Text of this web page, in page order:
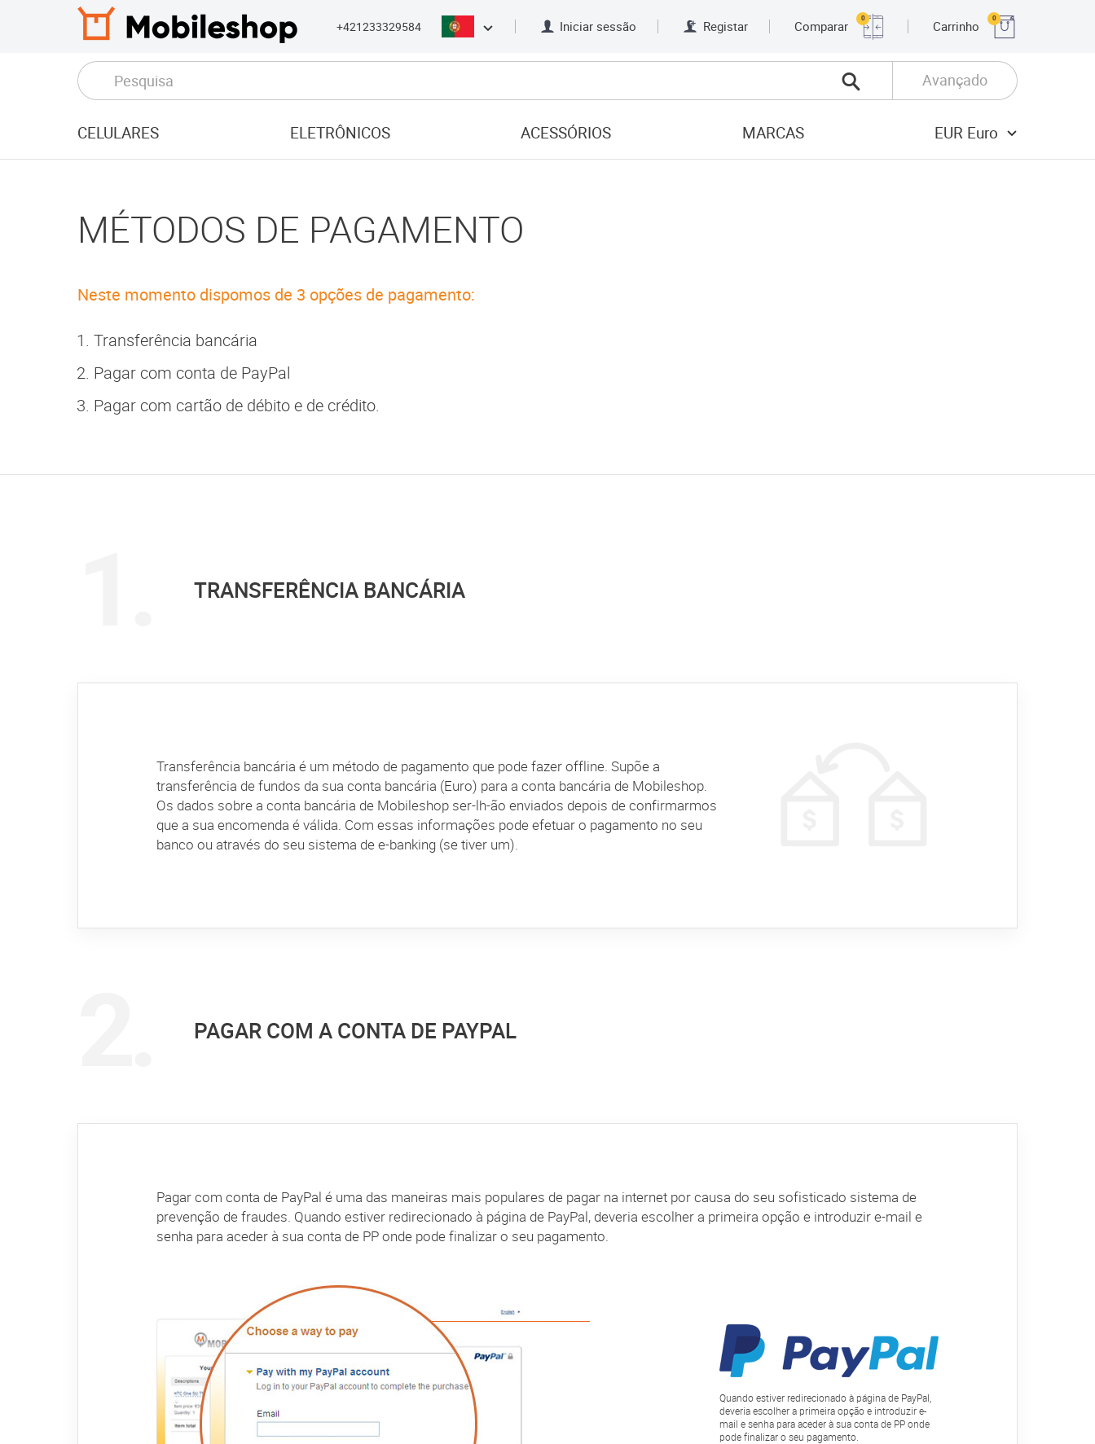
+421233329584 Iniciar sessão Registar Comparar
0
Carrinho
0
Avançado
CELULARES ELETRÔNICOS ACESSÓRIOS MARCAS EUR Euro
MÉTODOS DE PAGAMENTO
Neste momento dispomos de 3 opções de pagamento:
Transferência bancária
Pagar com conta de PayPal
Pagar com cartão de débito e de crédito.
TRANSFERÊNCIA BANCÁRIA
Transferência bancária é um método de pagamento que pode fazer offline. Supõe a
transferência de fundos da sua conta bancária (Euro) para a conta bancária de Mobileshop.
Os dados sobre a conta bancária de Mobileshop ser-lh-ão enviados depois de confirmarmos
que a sua encomenda é válida. Com essas informações pode efetuar o pagamento no seu
banco ou através do seu sistema de e-banking (se tiver um).
PAGAR COM A CONTA DE PAYPAL
Pagar com conta de PayPal é uma das maneiras mais populares de pagar na internet por causa do seu sofisticado sistema de
prevenção de fraudes. Quando estiver redirecionado à página de PayPal, deveria escolher a primeira opção e introduzir e-mail e
senha para aceder à sua conta de PP onde pode finalizar o seu pagamento.
Quando estiver redirecionado à página de PayPal,
deveria escolher a primeira opção e introduzir e-
mail e senha para aceder à sua conta de PP onde
pode finalizar o seu pagamento.